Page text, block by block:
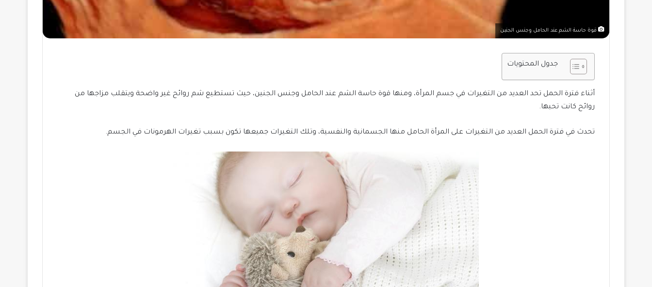
قوة حاسة الشم عند الحامل وجنس الجنين
جدول المحتويات
أثناء فترة الحمل تحد العديد من التغيرات في جسم المرأة، ومنها قوة حاسة الشم عند الحامل وجنس الجنين، حيث تستطيع شم روائح غير واضحة ويتقلب مزاجها من
روائح كانت تحبها.
تحدث في فترة الحمل العديد من التغيرات على المرأة الحامل منها الجسمانية والنفسية، وتلك التغيرات جميعها تكون بسبب تغيرات الهرمونات في الجسم.